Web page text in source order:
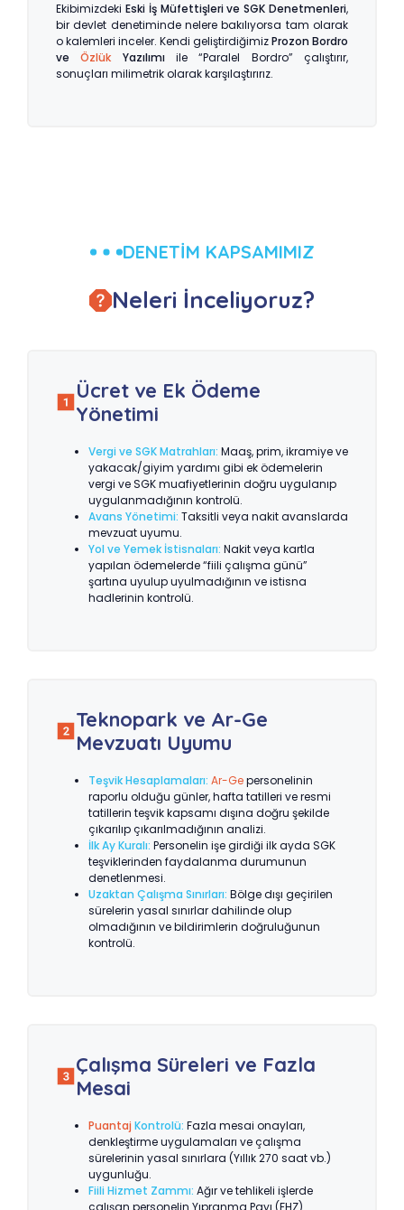
Ekibimizdeki Eski İş Müfettişleri ve SGK Denetmenleri,
bir devlet denetiminde nelere bakılıyorsa tam olarak
o kalemleri inceler. Kendi geliştirdiğimizProzon Bordro
veÖzlük Yazılımıile “Paralel Bordro” çalıştırır,
sonuçları milimetrik olarak karşılaştırırız.
DENETİM KAPSAMIMIZ
Neleri İnceliyoruz?
Ücret ve Ek Ödeme
Yönetimi
Vergi ve SGK Matrahları: Maaş, prim, ikramiye ve
yakacak/giyim yardımı gibi ek ödemelerin
vergi ve SGK muafiyetlerinin doğru uygulanıp
uygulanmadığının kontrolü.
Avans Yönetimi: Taksitli veya nakit avanslarda
mevzuat uyumu.
Yol ve Yemek İstisnaları: Nakit veya kartla
yapılan ödemelerde “fiili çalışma günü”
şartına uyulup uyulmadığının ve istisna
hadlerinin kontrolü.
Teknopark ve Ar-Ge
Mevzuatı Uyumu
Teşvik Hesaplamaları: Ar-Gepersonelinin
raporlu olduğu günler, hafta tatilleri ve resmi
tatillerin teşvik kapsamı dışına doğru şekilde
çıkarılıp çıkarılmadığının analizi.
İlk Ay Kuralı: Personelin işe girdiği ilk ayda SGK
teşviklerinden faydalanma durumunun
denetlenmesi.
Uzaktan Çalışma Sınırları: Bölge dışı geçirilen
sürelerin yasal sınırlar dahilinde olup
olmadığının ve bildirimlerin doğruluğunun
kontrolü.
Çalışma Süreleri ve Fazla
Mesai
Puantaj Kontrolü: Fazla mesai onayları,
denkleştirme uygulamaları ve çalışma
sürelerinin yasal sınırlara (Yıllık 270 saat vb.)
uygunluğu.
Fiili Hizmet Zammı: Ağır ve tehlikeli işlerde
çalışan personelin Yıpranma Payı (FHZ)